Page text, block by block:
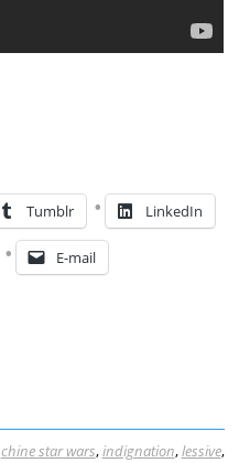
Tumblr LinkedIn
E-mail
chine star wars,indignation,lessive,